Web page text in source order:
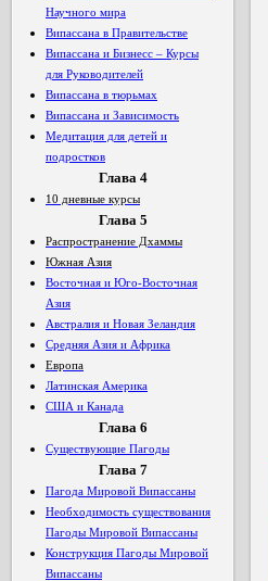
Научного мира
Випассана в Правительстве
Випассана и Бизнесс – Курсы
для Руководителей
Випассана в тюрьмах
Випассана и Зависимость
Медитация для детей и
подростков
Глава 4
10 дневные курсы
Глава 5
Распространение Дхаммы
Южная Азия
Восточная и Юго-Восточная
Азия
Австралия и Новая Зеландия
Средняя Азия и Африка
Европа
Латинская Америка
США и Канада
Глава 6
Существующие Пагоды
Глава 7
Пагода Мировой Випассаны
Необходимость существования
Пагоды Мировой Випассаны
Конструкция Пагоды Мировой
Випассаны